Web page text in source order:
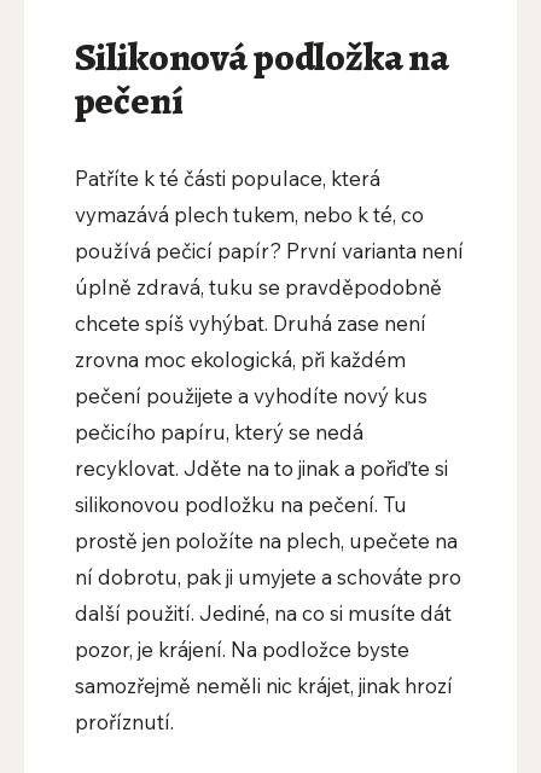
Silikonová podložka na
pečení
Patříte k té části populace, která
vymazává plech tukem, nebo k té, co
používá pečicí papír? První varianta není
úplně zdravá, tuku se pravděpodobně
chcete spíš vyhýbat. Druhá zase není
zrovna moc ekologická, při každém
pečení použijete a vyhodíte nový kus
pečicího papíru, který se nedá
recyklovat. Jděte na to jinak a pořiďte si
silikonovou podložku na pečení. Tu
prostě jen položíte na plech, upečete na
ní dobrotu, pak ji umyjete a schováte pro
další použití. Jediné, na co si musíte dát
pozor, je krájení. Na podložce byste
samozřejmě neměli nic krájet, jinak hrozí
proříznutí.